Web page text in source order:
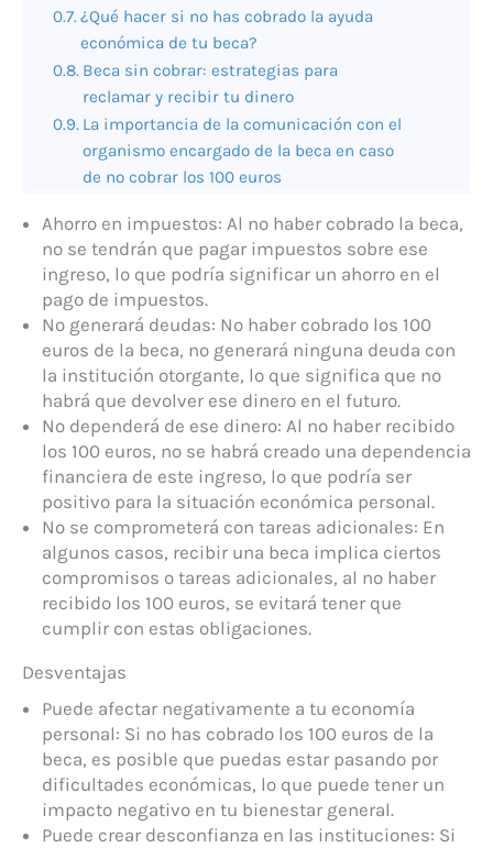
¿Qué hacer si no has cobrado la ayuda
económica de tu beca?
Beca sin cobrar: estrategias para
reclamar y recibir tu dinero
La importancia de la comunicación con el
organismo encargado de la beca en caso
de no cobrar los 100 euros
Ahorro en impuestos: Al no haber cobrado la beca,
no se tendrán que pagar impuestos sobre ese
ingreso, lo que podría significar un ahorro en el
pago de impuestos.
No generará deudas: No haber cobrado los 100
euros de la beca, no generará ninguna deuda con
la institución otorgante, lo que significa que no
habrá que devolver ese dinero en el futuro.
No dependerá de ese dinero: Al no haber recibido
los 100 euros, no se habrá creado una dependencia
financiera de este ingreso, lo que podría ser
positivo para la situación económica personal.
No se comprometerá con tareas adicionales: En
algunos casos, recibir una beca implica ciertos
compromisos o tareas adicionales, al no haber
recibido los 100 euros, se evitará tener que
cumplir con estas obligaciones.
Desventajas
Puede afectar negativamente a tu economía
personal: Si no has cobrado los 100 euros de la
beca, es posible que puedas estar pasando por
dificultades económicas, lo que puede tener un
impacto negativo en tu bienestar general.
Puede crear desconfianza en las instituciones: Si